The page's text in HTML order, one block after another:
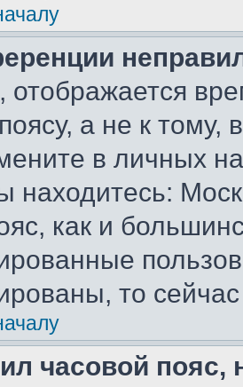
а не к тому,
в личных
находитесь:
как и
то
часовой пояс,